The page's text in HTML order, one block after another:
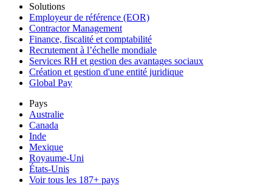
Solutions
Employeur de référence (EOR)
Contractor Management
Finance, fiscalité et comptabilité
Recrutement à l’échelle mondiale
Services RH et gestion des avantages sociaux
Création et gestion d'une entité juridique
Global Pay
Pays
Australie
Canada
Inde
Mexique
Royaume-Uni
États-Unis
Voir tous les 187+ pays